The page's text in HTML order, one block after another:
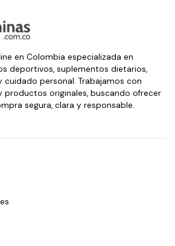
en Colombia especializada en
deportivos, suplementos dietarios,
personal. Trabajamos con
productos originales, buscando ofrecer
segura, clara y responsable.